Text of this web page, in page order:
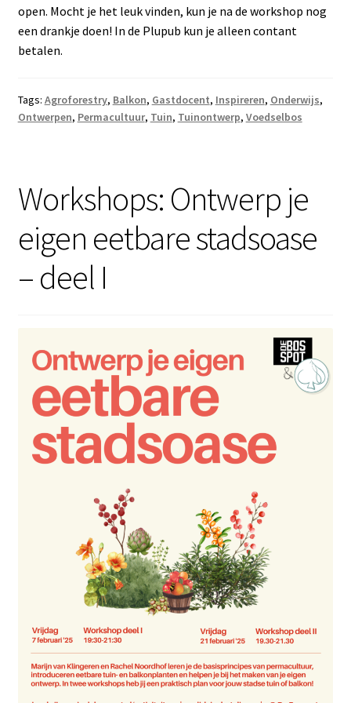
open. Mocht je het leuk vinden, kun je na de workshop nog
een drankje doen! In de Plupub kun je alleen contant
betalen.
Tags: Agroforestry, Balkon, Gastdocent, Inspireren, Onderwijs,
Ontwerpen, Permacultuur, Tuin, Tuinontwerp, Voedselbos
Workshops: Ontwerp je
eigen eetbare stadsoase
– deel I